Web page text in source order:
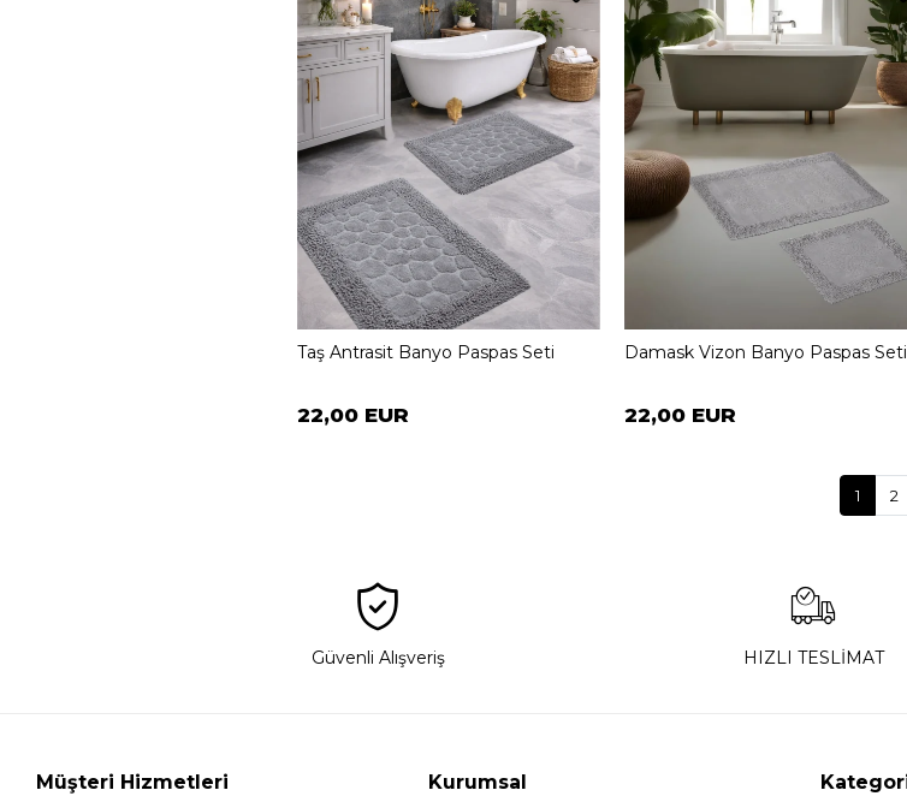
Taş Antrasit Banyo Paspas Seti
22,00 EUR
Damask Vizon Banyo Paspas Seti
22,00 EUR
1 2
Güvenli Alışveriş HIZLI TESLİMAT
Müşteri Hizmetleri Kurumsal